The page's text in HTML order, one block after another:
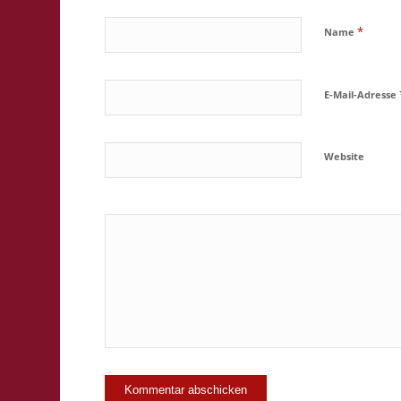
Name*
E-Mail-Adresse
Website